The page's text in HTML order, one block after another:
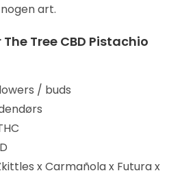
art.
Tree CBD Pistachio
/ buds
x Carmañola x Futura x